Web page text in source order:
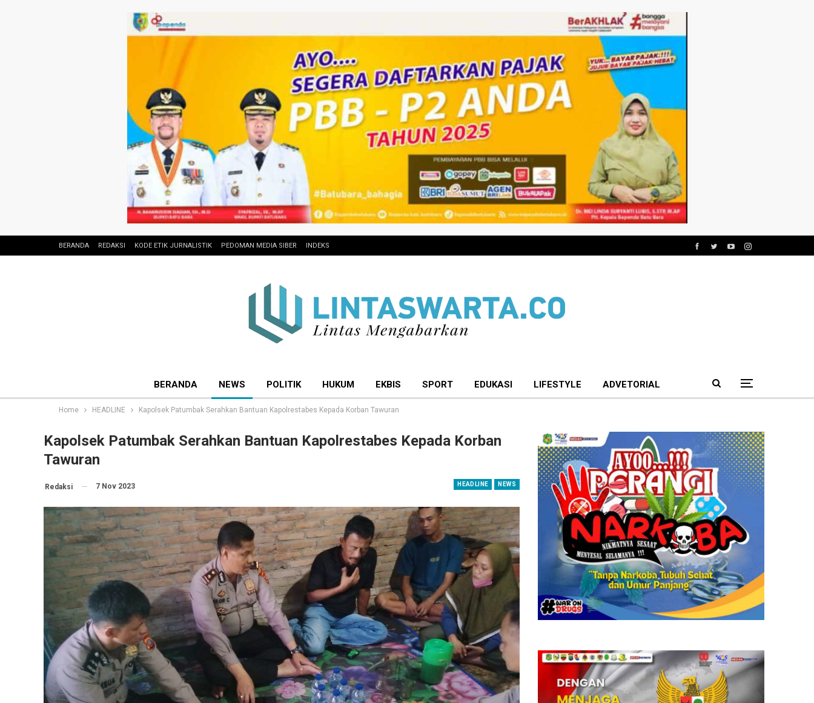
BERANDA REDAKSI KODE ETIK JURNALISTIK PEDOMAN MEDIA SIBER INDEKS
BERANDA NEWS POLITIK HUKUM EKBIS SPORT EDUKASI LIFESTYLE ADVETORIAL
Home HEADLINE Kapolsek Patumbak Serahkan Bantuan Kapolrestabes Kepada Korban Tawuran
Kapolsek Patumbak Serahkan Bantuan Kapolrestabes Kepada Korban
Tawuran
HEADLINE NEWS
Redaksi 7 Nov 2023